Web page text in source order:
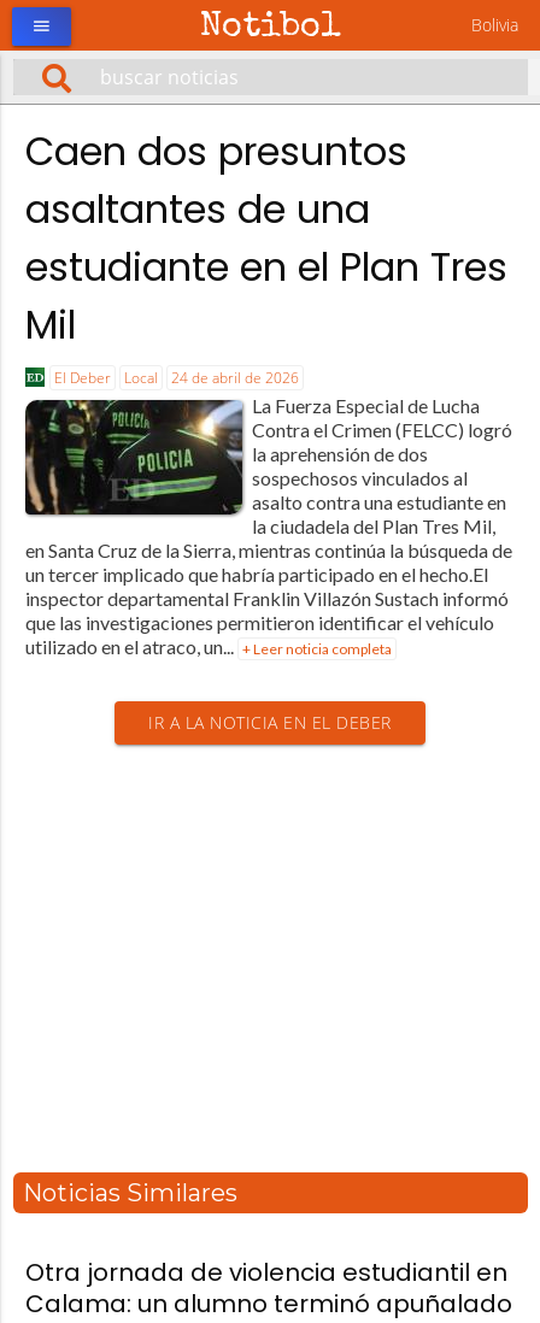
Notibol Bolivia
menu
Caen dos presuntos
asaltantes de una
estudiante en el Plan Tres
Mil
El Deber Local 24 de abril de 2026
La Fuerza Especial de Lucha
Contra el Crimen (FELCC) logró
la aprehensión de dos
sospechosos vinculados al
asalto contra una estudiante en
la ciudadela del Plan Tres Mil,
en Santa Cruz de la Sierra, mientras continúa la búsqueda de
un tercer implicado que habría participado en el hecho.El
inspector departamental Franklin Villazón Sustach informó
que las investigaciones permitieron identificar el vehículo
utilizado en el atraco, un... + Leer noticia completa
IR A LA NOTICIA EN EL DEBER
Noticias Similares
Otra jornada de violencia estudiantil en
Calama: un alumno terminó apuñalado